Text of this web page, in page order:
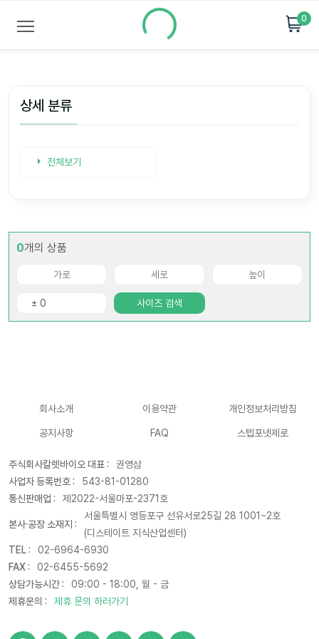
0
상세 분류
전체보기
0개의 상품
사이즈 검색
회사소개 이용약관 개인정보처리방침
공지사항 FAQ 스텝포넷제로
주식회사칼렛바이오 대표 :
권영삼
사업자 등록번호 :
543-81-01280
통신판매업 :
제2022-서울마포-2371호
본사·공장 소재지 :
서울특별시 영등포구 선유서로25길 28 1001~2호
(디스테이트 지식산업센터)
TEL :
02-6964-6930
FAX :
02-6455-5692
상담가능시간 :
09:00 - 18:00, 월 - 금
제휴문의 :
제휴 문의 하러가기